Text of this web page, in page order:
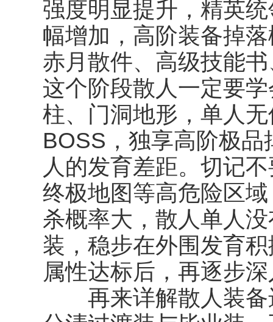
强度明显提升，精英
幅增加，高阶装备掉
赤月散件、高级技能
这个阶段散人一定要
柱、门洞地形，单人
BOSS，独享高阶极
人的发育差距。切记
终极地图等高危险区
杀概率大，散人单人
装，稳步在外围发育
属性达标后，再逐步
再来详解散人装备